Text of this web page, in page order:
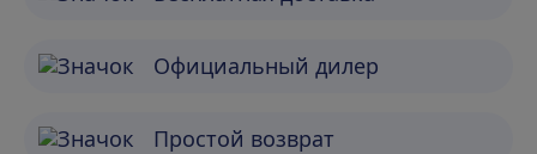
Официальный дилер
Простой возврат